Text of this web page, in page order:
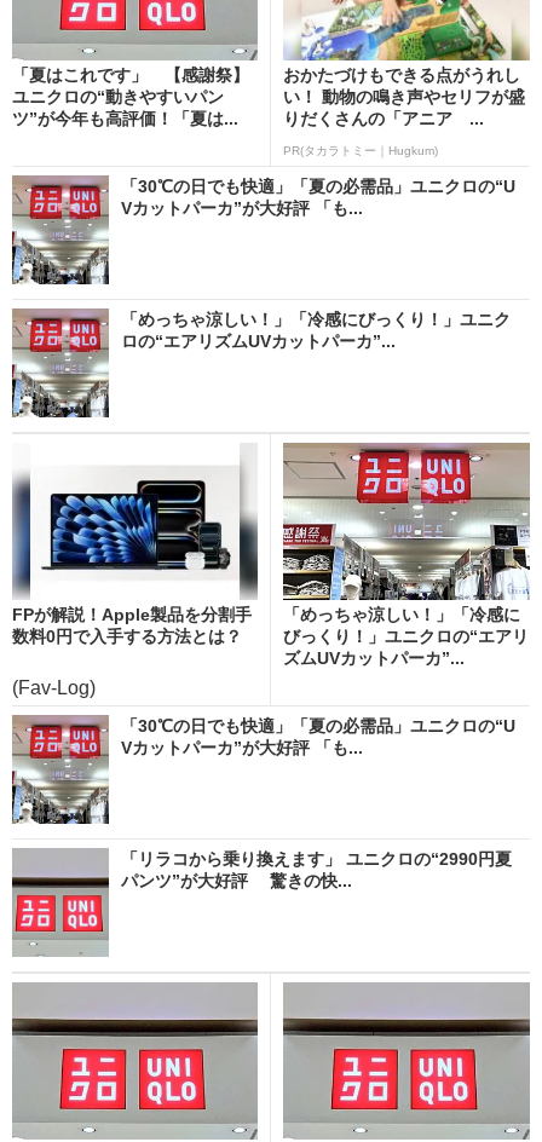
「夏はこれです」 【感謝祭】
ユニクロの“動きやすいパン
ツ”が今年も高評価！「夏は...
おかたづけもできる点がうれし
い！ 動物の鳴き声やセリフが盛
りだくさんの「アニア ...
PR(タカラトミー｜Hugkum)
「30℃の日でも快適」「夏の必需品」ユニクロの“U
Vカットパーカ”が大好評 「も...
「めっちゃ涼しい！」「冷感にびっくり！」ユニク
ロの“エアリズムUVカットパーカ”...
FPが解説！Apple製品を分割手
数料0円で入手する方法とは？
(Fav-Log)
「めっちゃ涼しい！」「冷感に
びっくり！」ユニクロの“エアリ
ズムUVカットパーカ”...
「30℃の日でも快適」「夏の必需品」ユニクロの“U
Vカットパーカ”が大好評 「も...
「リラコから乗り換えます」 ユニクロの“2990円夏
パンツ”が大好評 驚きの快...